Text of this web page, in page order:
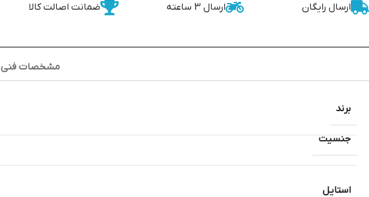
ارسال رایگان ارسال 3 ساعته ضمانت اصالت کالا
مشخصات فنی
جنسیت
استایل
برند